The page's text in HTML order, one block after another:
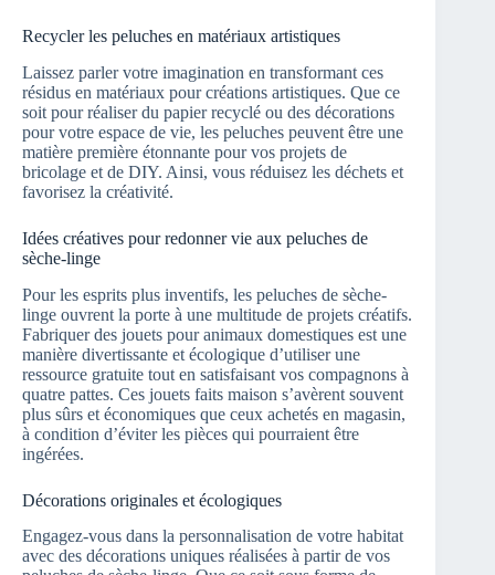
Recycler les peluches en matériaux artistiques
Laissez parler votre imagination en transformant ces
résidus en matériaux pour créations artistiques. Que ce
soit pour réaliser du papier recyclé ou des décorations
pour votre espace de vie, les peluches peuvent être une
matière première étonnante pour vos projets de
bricolage et de DIY. Ainsi, vous réduisez les déchets et
favorisez la créativité.
Idées créatives pour redonner vie aux peluches de
sèche-linge
Pour les esprits plus inventifs, les peluches de sèche-
linge ouvrent la porte à une multitude de projets créatifs.
Fabriquer des jouets pour animaux domestiques est une
manière divertissante et écologique d’utiliser une
ressource gratuite tout en satisfaisant vos compagnons à
quatre pattes. Ces jouets faits maison s’avèrent souvent
plus sûrs et économiques que ceux achetés en magasin,
à condition d’éviter les pièces qui pourraient être
ingérées.
Décorations originales et écologiques
Engagez-vous dans la personnalisation de votre habitat
avec des décorations uniques réalisées à partir de vos